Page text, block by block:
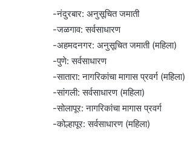
-नंदुरबार: अनुसूचित जमाती
-जळगाव: सर्वसाधारण
-अहमदनगर: अनुसूचित जमाती (महिला)
-पुणे: सर्वसाधारण
-सातारा: नागरिकांचा मागास प्रवर्ग (महिला)
-सांगली: सर्वसाधारण (महिला)
-सोलापूर: नागरिकांचा मागास प्रवर्ग
-कोल्हापूर: सर्वसाधारण (महिला)